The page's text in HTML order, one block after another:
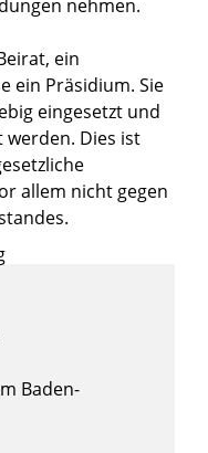
nehmen.
ein
ein Präsidium. Sie
eingesetzt und
Dies ist
allem nicht gegen
Baden-